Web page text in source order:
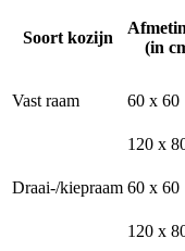
Soort kozijn
(in
Vast raam 60 x 60
120 x
Draai-/kiepraam 60 x 60
120 x